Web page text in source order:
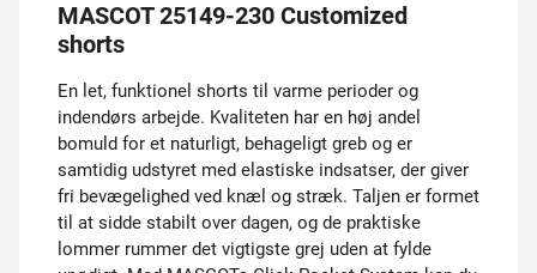
MASCOT 25149-230 Customized
shorts
En let, funktionel shorts til varme perioder og
indendørs arbejde. Kvaliteten har en høj andel
bomuld for et naturligt, behageligt greb og er
samtidig udstyret med elastiske indsatser, der giver
fri bevægelighed ved knæl og stræk. Taljen er formet
til at sidde stabilt over dagen, og de praktiske
lommer rummer det vigtigste grej uden at fylde